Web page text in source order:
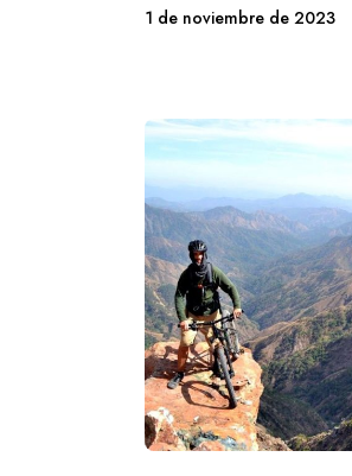
1 de noviembre de 2023